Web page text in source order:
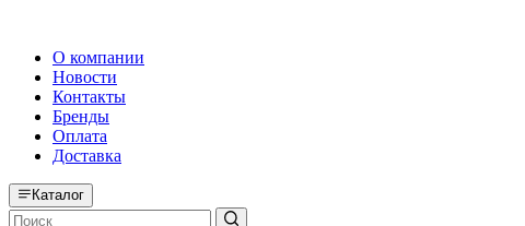
О компании
Новости
Контакты
Бренды
Оплата
Доставка
Каталог